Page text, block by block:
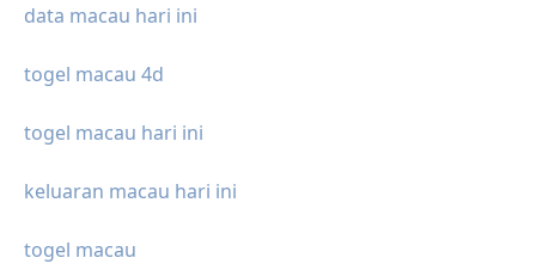
data macau hari ini
togel macau 4d
togel macau hari ini
keluaran macau hari ini
togel macau